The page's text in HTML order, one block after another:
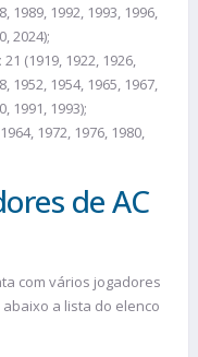
1989, 1992, 1993, 1996,
2024);
21 (1919, 1922, 1926,
1952, 1954, 1965, 1967,
1991, 1993);
1972, 1976, 1980,
de AC
com vários jogadores
a lista do elenco